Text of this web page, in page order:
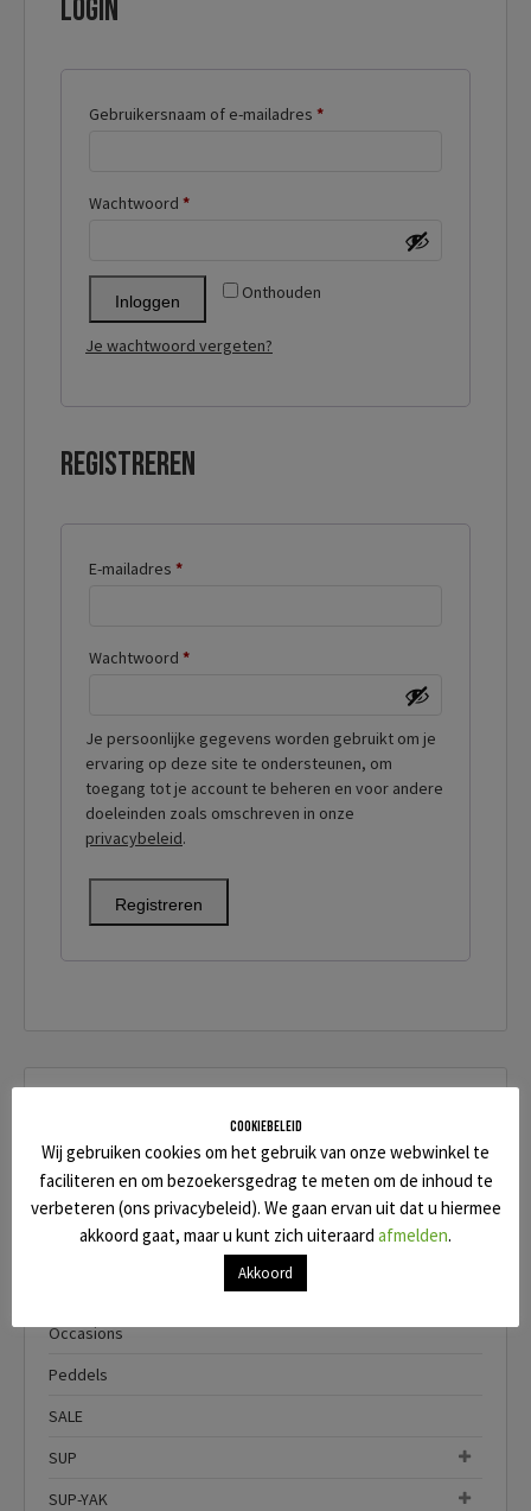
Login
Gebruikersnaam of e-mailadres *Vereist
Wachtwoord *Vereist
Onthouden
Inloggen
Je wachtwoord vergeten?
Registreren
E-mailadres *Vereist
Wachtwoord *Vereist
Je persoonlijke gegevens worden gebruikt om je
ervaring op deze site te ondersteunen, om
toegang tot je account te beheren en voor andere
doeleinden zoals omschreven in onze
privacybeleid.
Registreren
Black Project sale
Foil AIR
Occasions
Peddels
SALE
SUP
SUP-YAK
Cookiebeleid
Wij gebruiken cookies om het gebruik van onze webwinkel te
faciliteren en om bezoekersgedrag te meten om de inhoud te
verbeteren (ons privacybeleid). We gaan ervan uit dat u hiermee
akkoord gaat, maar u kunt zich uiteraard afmelden.
Akkoord